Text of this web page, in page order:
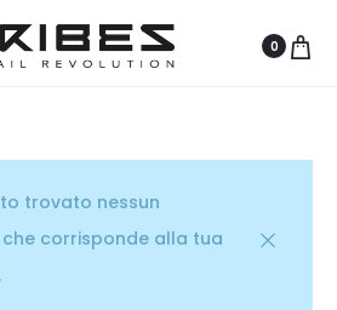
0
trovato nessun
corrisponde alla tua